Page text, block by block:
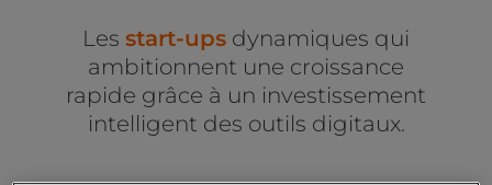
Les start-ups dynamiques qui
ambitionnent une croissance
rapide grâce à un investissement
intelligent des outils digitaux.